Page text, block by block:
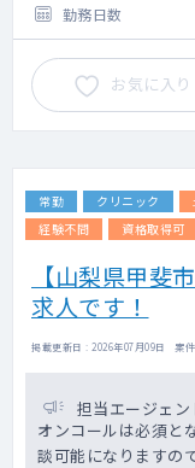
勤務日数
お気に入り
常勤 クリニック
経験不問
資格取得可
【山梨県甲斐
求人です！
掲載更新日 : 2026年07月09日 案
担当エージェン
オンコールは必須と
談可能になりますの